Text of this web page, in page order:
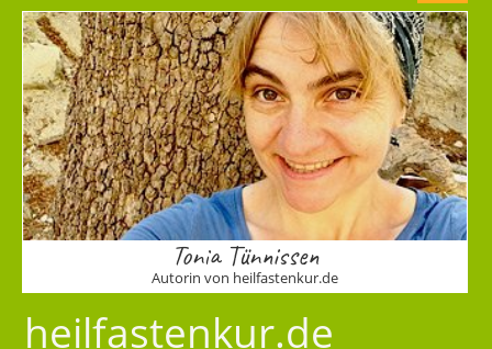
Tonia Tünnissen
Autorin von heilfastenkur.de
heilfastenkur.de